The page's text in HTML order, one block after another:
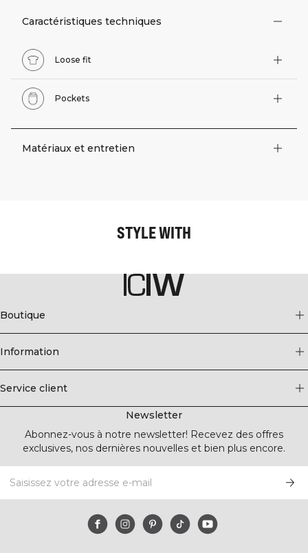
Caractéristiques techniques
Loose fit
Pockets
Matériaux et entretien
STYLE WITH
Boutique
Information
Service client
Newsletter
Abonnez-vous à notre newsletter! Recevez des offres
exclusives, nos dernières nouvelles et bien plus encore.